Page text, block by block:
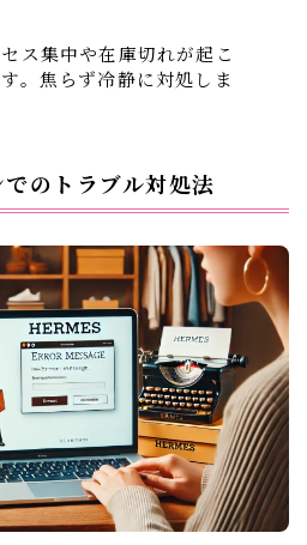
ス集中や在庫切れが起こ
。焦らず冷静に対処しま
のトラブル対処法